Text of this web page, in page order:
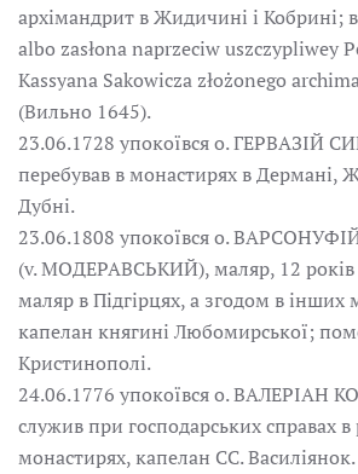
архімандрит в Жидичині і Кобрині;
albo zasłona naprzeciw uszczypliwey
Kassyana Sakowicza złożonego
(Вильно 1645).
23.06.1728 упокоївся о. ГЕРВАЗІЙ
перебував в монастирях в Дермані,
Дубні.
23.06.1808 упокоївся о.
(v. МОДЕРАВСЬКИЙ), маляр, 12
маляр в Підгірцях, а згодом в інших
капелан княгині Любомирської;
Кристинополі.
24.06.1776 упокоївся о. ВАЛЕРІАН
служив при господарських справах в
монастирях, капелан СС. Василіянок.